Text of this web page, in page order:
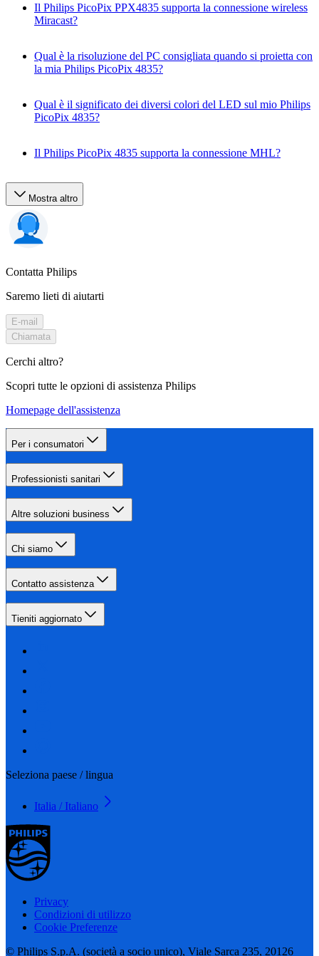
Il Philips PicoPix PPX4835 supporta la connessione wireless
Miracast?
Qual è la risoluzione del PC consigliata quando si proietta con
la mia Philips PicoPix 4835?
Qual è il significato dei diversi colori del LED sul mio Philips
PicoPix 4835?
Il Philips PicoPix 4835 supporta la connessione MHL?
Mostra altro
Contatta Philips
Saremo lieti di aiutarti
E-mail
Chiamata
Cerchi altro?
Scopri tutte le opzioni di assistenza Philips
Homepage dell'assistenza
Per i consumatori
Professionisti sanitari
Altre soluzioni business
Chi siamo
Contatto assistenza
Tieniti aggiornato
Seleziona paese / lingua
Italia / Italiano
Privacy
Condizioni di utilizzo
Cookie Preferenze
© Philips S.p.A. (società a socio unico), Viale Sarca 235, 20126